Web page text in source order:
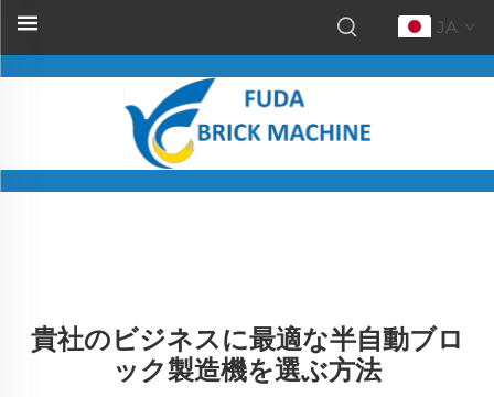
JA
貴社のビジネスに最適な半自動ブロ
ック製造機を選ぶ方法